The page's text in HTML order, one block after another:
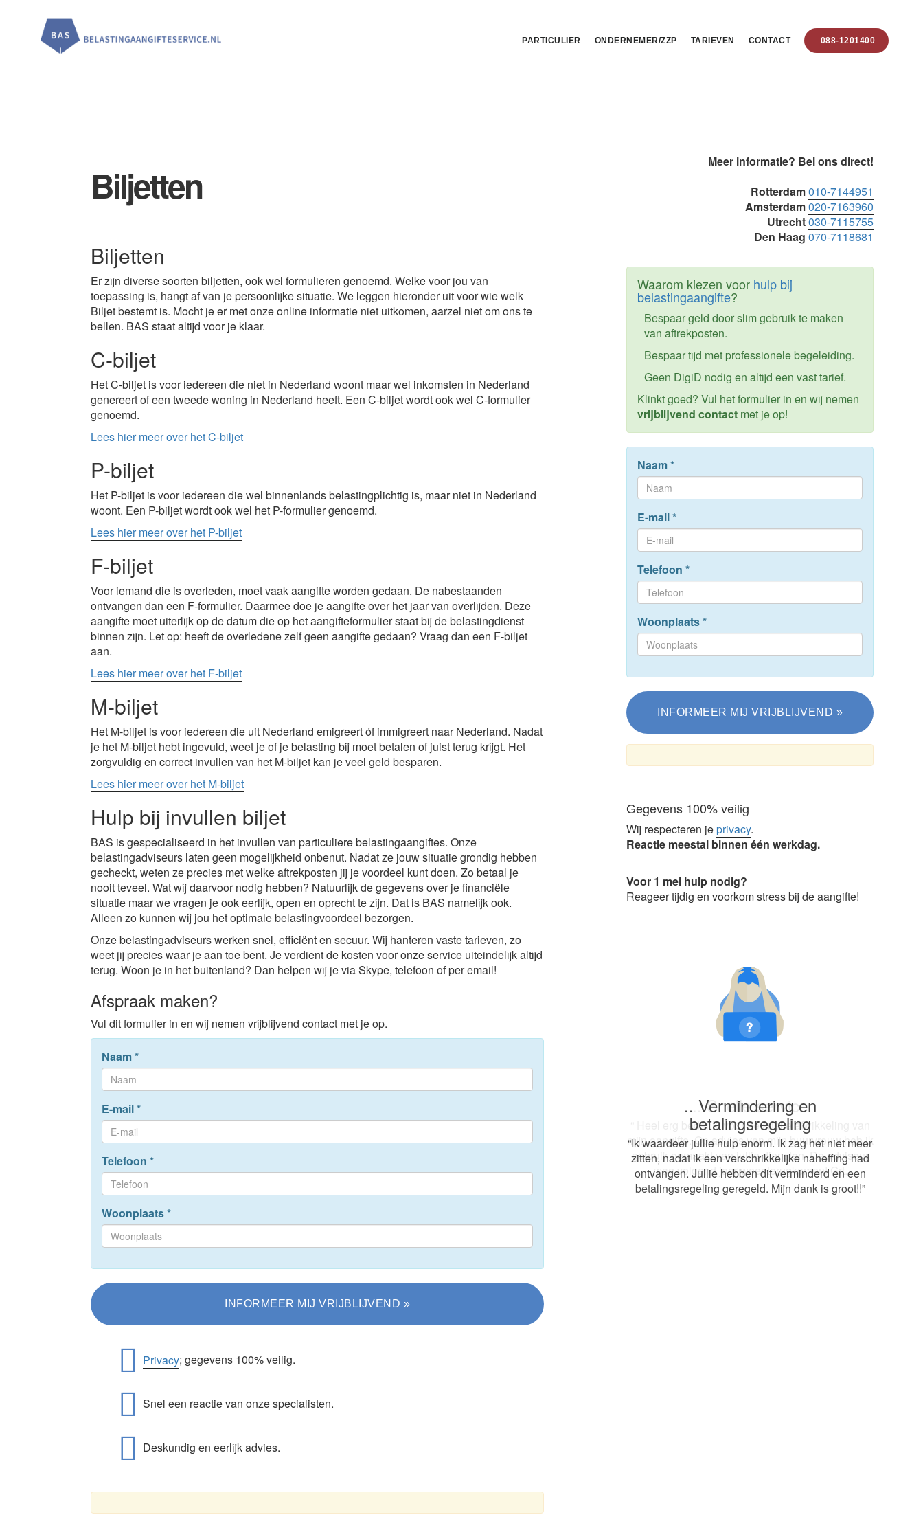
PARTICULIER ONDERNEMER/ZZP TARIEVEN CONTACT 088-1201400
Biljetten
Biljetten
Er zijn diverse soorten biljetten, ook wel formulieren genoemd. Welke voor jou van
toepassing is, hangt af van je persoonlijke situatie. We leggen hieronder uit voor wie welk
Biljet bestemt is. Mocht je er met onze online informatie niet uitkomen, aarzel niet om ons te
bellen. BAS staat altijd voor je klaar.
C-biljet
Het C-biljet is voor iedereen die niet in Nederland woont maar wel inkomsten in Nederland
genereert of een tweede woning in Nederland heeft. Een C-biljet wordt ook wel C-formulier
genoemd.
Lees hier meer over het C-biljet
P-biljet
Het P-biljet is voor iedereen die wel binnenlands belastingplichtig is, maar niet in Nederland
woont. Een P-biljet wordt ook wel het P-formulier genoemd.
Lees hier meer over het P-biljet
F-biljet
Voor iemand die is overleden, moet vaak aangifte worden gedaan. De nabestaanden
ontvangen dan een F-formulier. Daarmee doe je aangifte over het jaar van overlijden. Deze
aangifte moet uiterlijk op de datum die op het aangifteformulier staat bij de belastingdienst
binnen zijn. Let op: heeft de overledene zelf geen aangifte gedaan? Vraag dan een F-biljet
aan.
Lees hier meer over het F-biljet
M-biljet
Het M-biljet is voor iedereen die uit Nederland emigreert óf immigreert naar Nederland. Nadat
je het M-biljet hebt ingevuld, weet je of je belasting bij moet betalen of juist terug krijgt. Het
zorgvuldig en correct invullen van het M-biljet kan je veel geld besparen.
Lees hier meer over het M-biljet
Hulp bij invullen biljet
BAS is gespecialiseerd in het invullen van particuliere belastingaangiftes. Onze
belastingadviseurs laten geen mogelijkheid onbenut. Nadat ze jouw situatie grondig hebben
gecheckt, weten ze precies met welke aftrekposten jij je voordeel kunt doen. Zo betaal je
nooit teveel. Wat wij daarvoor nodig hebben? Natuurlijk de gegevens over je financiële
situatie maar we vragen je ook eerlijk, open en oprecht te zijn. Dat is BAS namelijk ook.
Alleen zo kunnen wij jou het optimale belastingvoordeel bezorgen.
Onze belastingadviseurs werken snel, efficiënt en secuur. Wij hanteren vaste tarieven, zo
weet jij precies waar je aan toe bent. Je verdient de kosten voor onze service uiteindelijk altijd
terug. Woon je in het buitenland? Dan helpen wij je via Skype, telefoon of per email!
Afspraak maken?
Vul dit formulier in en wij nemen vrijblijvend contact met je op.
Naam*
E-mail*
Telefoon *
Woonplaats*
Privacy; gegevens 100% veilig.
Snel een reactie van onze specialisten.
Deskundig en eerlijk advies.
Meer informatie? Bel ons direct!
Rotterdam010-7144951
Amsterdam020-7163960
Utrecht030-7115755
Den Haag 070-7118681
Waarom kiezen voor hulp bij
belastingaangifte?
Bespaar geld door slim gebruik te maken
van aftrekposten.
Bespaar tijd met professionele begeleiding.
Geen DigiD nodig en altijd een vast tarief.
Klinkt goed? Vul het formulier in en wij nemen
vrijblijvend contact met je op!
Naam*
E-mail*
Telefoon *
Woonplaats*
Gegevens 100% veilig
Wij respecteren jeprivacy.
Reactie meestal binnen één werkdag.
Voor 1 mei hulp nodig?
Reageer tijdig en voorkom stress bij de aangifte!
.. Snelle service
“ Heel erg bedankt voor de snelle afwikkeling van
mijn aangifte. Op advies van mijn buurvrouw heb ik
gebruik gemaakt van jullie diensten. De adviseur
mag volgend jaar weer terugkomen! Grt.